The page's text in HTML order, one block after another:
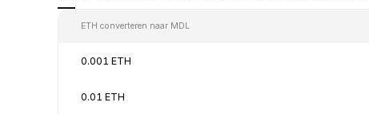
ETH converteren naar MDL
0.001 ETH
0.01 ETH